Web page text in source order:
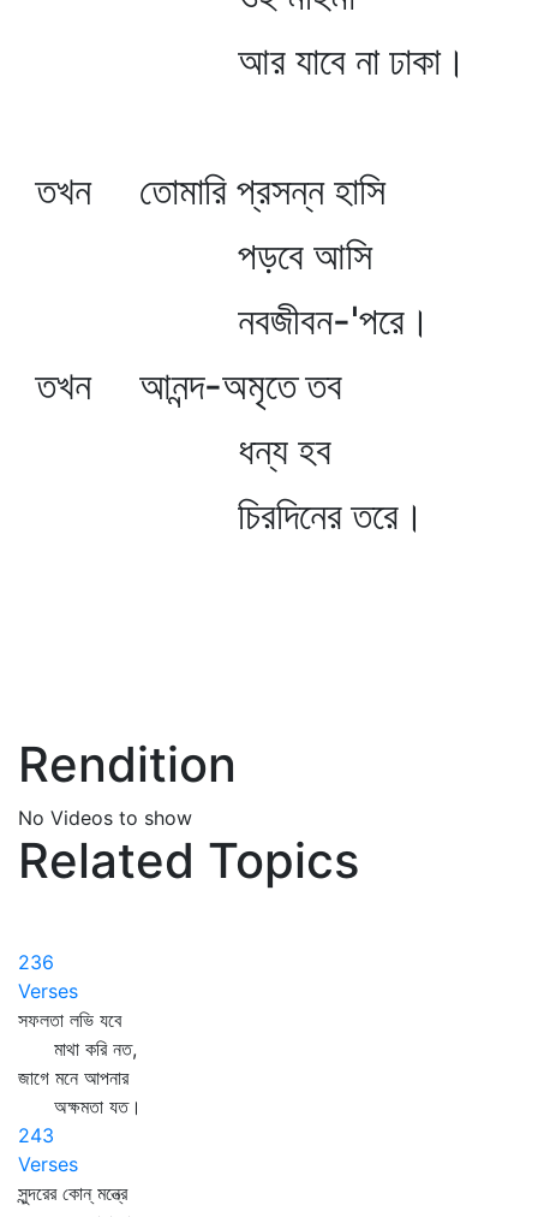
আর যাবে না ঢাকা।
তখন তোমারি প্রসন্ন হাসি
পড়বে আসি
নবজীবন-'পরে।
তখন আনন্দ-অমৃতে তব
ধন্য হব
চিরদিনের তরে।
Rendition
No Videos to show
Related Topics
236
Verses
সফলতা লভি যবে
মাথা করি নত,
জাগে মনে আপনার
অক্ষমতা যত।
243
Verses
সুন্দরের কোন্‌ মন্ত্রে